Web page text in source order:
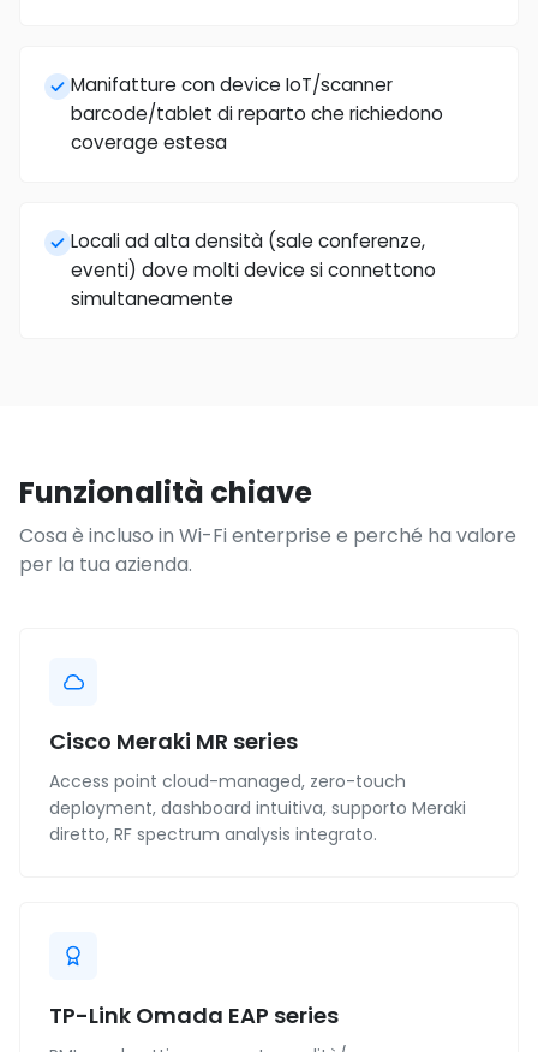
Manifatture con device IoT/scanner
barcode/tablet di reparto che richiedono
coverage estesa
Locali ad alta densità (sale conferenze,
eventi) dove molti device si connettono
simultaneamente
Funzionalità chiave
Cosa è incluso in Wi-Fi enterprise e perché ha valore
per la tua azienda.
Cisco Meraki MR series
Access point cloud-managed, zero-touch
deployment, dashboard intuitiva, supporto Meraki
diretto, RF spectrum analysis integrato.
TP-Link Omada EAP series